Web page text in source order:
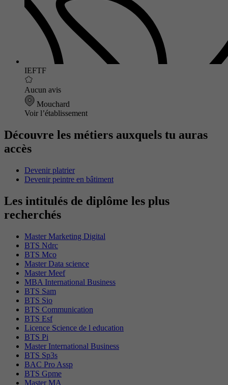
IEFTF
Aucun avis
Mouchard
Voir l’établissement
Découvre les métiers auxquels tu auras
accès
Devenir platrier
Devenir peintre en bâtiment
Les intitulés de diplôme les plus
recherchés
Master Marketing Digital
BTS Ndrc
BTS Mco
Master Data science
Master Meef
MBA International Business
BTS Sam
BTS Sio
BTS Communication
BTS Esf
Licence Science de l education
BTS Pi
Master International Business
BTS Sp3s
BAC Pro Assp
BTS Gpme
Master MA